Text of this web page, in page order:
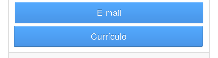
E-mail
Currículo